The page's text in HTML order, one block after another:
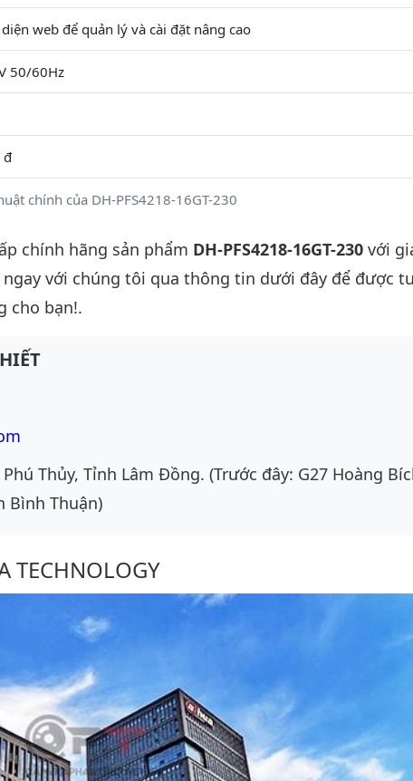
chính của DH-PFS4218-16GT-230
web để quản lý và cài đặt nâng cao
50/60Hz
đ
chính hãng sản phẩm DH-PFS4218-16GT-230 với
với chúng tôi qua thông tin dưới đây để được
cho bạn!.
Thủy, Tỉnh Lâm Đồng. (Trước đây: G27 Hoàng
Bình Thuận)